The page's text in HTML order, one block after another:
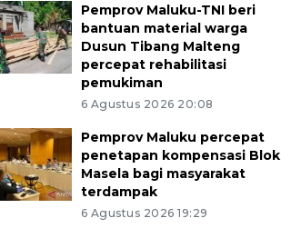
Pemprov Maluku-TNI beri
bantuan material warga
Dusun Tibang Malteng
percepat rehabilitasi
pemukiman
6 Agustus 2026 20:08
Pemprov Maluku percepat
penetapan kompensasi Blok
Masela bagi masyarakat
terdampak
6 Agustus 2026 19:29